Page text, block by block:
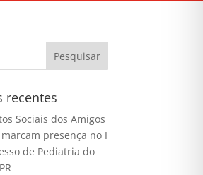
recentes
Sociais dos Amigos
marcam presença no I
de Pediatria do